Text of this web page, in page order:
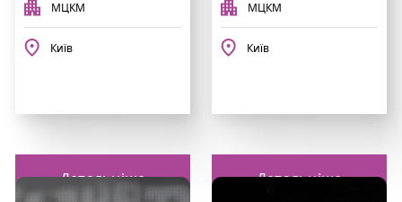
МЦКМ
Київ
Детальніше
МЦКМ
Київ
Детальніше